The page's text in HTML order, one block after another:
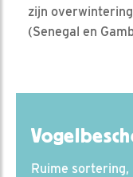
zijn
(Senegal en
Ruime sortering,